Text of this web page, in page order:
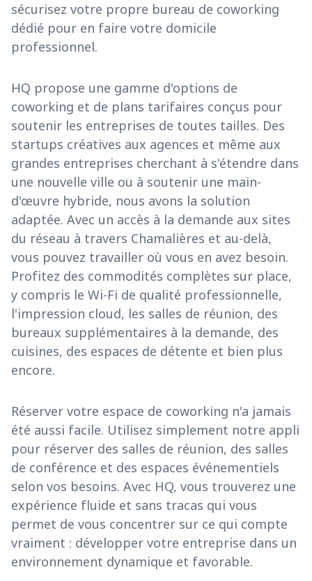
sécurisez votre propre bureau de coworking
dédié pour en faire votre domicile
professionnel.
HQ propose une gamme d'options de
coworking et de plans tarifaires conçus pour
soutenir les entreprises de toutes tailles. Des
startups créatives aux agences et même aux
grandes entreprises cherchant à s'étendre dans
une nouvelle ville ou à soutenir une main-
d'œuvre hybride, nous avons la solution
adaptée. Avec un accès à la demande aux sites
du réseau à travers Chamalières et au-delà,
vous pouvez travailler où vous en avez besoin.
Profitez des commodités complètes sur place,
y compris le Wi-Fi de qualité professionnelle,
l'impression cloud, les salles de réunion, des
bureaux supplémentaires à la demande, des
cuisines, des espaces de détente et bien plus
encore.
Réserver votre espace de coworking n'a jamais
été aussi facile. Utilisez simplement notre appli
pour réserver des salles de réunion, des salles
de conférence et des espaces événementiels
selon vos besoins. Avec HQ, vous trouverez une
expérience fluide et sans tracas qui vous
permet de vous concentrer sur ce qui compte
vraiment : développer votre entreprise dans un
environnement dynamique et favorable.